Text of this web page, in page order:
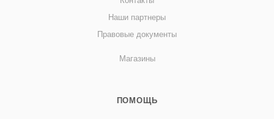
Наши партнеры
Правовые документы
Магазины
ПОМОЩЬ